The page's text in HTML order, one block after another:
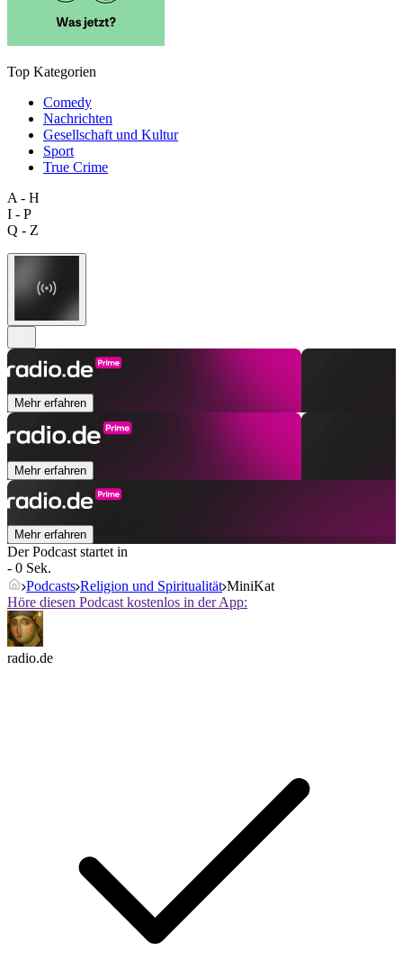
Top Kategorien
Comedy
Nachrichten
Gesellschaft und Kultur
Sport
True Crime
A - H
I - P
Q - Z
Mehr erfahren
Mehr erfahren
Mehr erfahren
Der Podcast startet in
- 0 Sek.
Podcasts Religion und Spiritualität MiniKat
Höre diesen Podcast kostenlos in der App:
radio.de